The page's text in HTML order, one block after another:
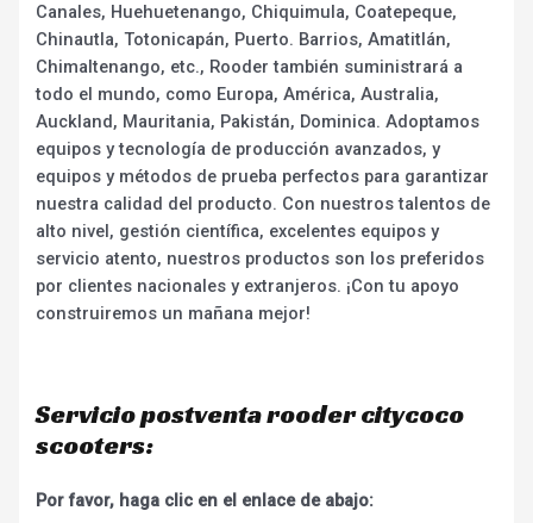
Canales, Huehuetenango, Chiquimula, Coatepeque,
Chinautla, Totonicapán, Puerto. Barrios, Amatitlán,
Chimaltenango, etc., Rooder también suministrará a
todo el mundo, como Europa, América, Australia,
Auckland, Mauritania, Pakistán, Dominica. Adoptamos
equipos y tecnología de producción avanzados, y
equipos y métodos de prueba perfectos para garantizar
nuestra calidad del producto. Con nuestros talentos de
alto nivel, gestión científica, excelentes equipos y
servicio atento, nuestros productos son los preferidos
por clientes nacionales y extranjeros. ¡Con tu apoyo
construiremos un mañana mejor!
Servicio postventa rooder citycoco
scooters:
Por favor, haga clic en el enlace de abajo: